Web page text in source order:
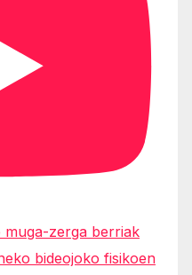
zerga berriak
bideojoko fisikoen